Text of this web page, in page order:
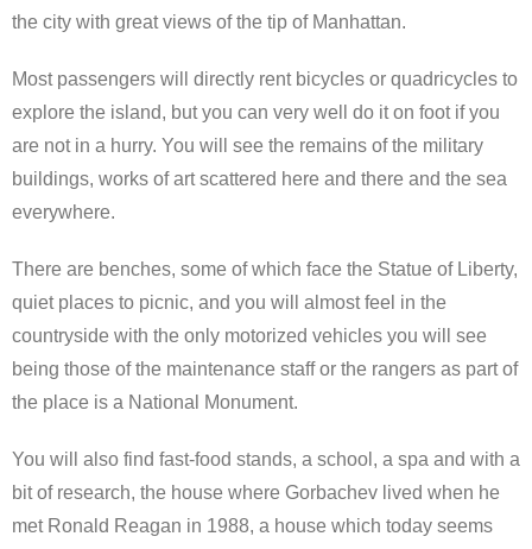
the city with great views of the tip of Manhattan.
Most passengers will directly rent bicycles or quadricycles to
explore the island, but you can very well do it on foot if you
are not in a hurry. You will see the remains of the military
buildings, works of art scattered here and there and the sea
everywhere.
There are benches, some of which face the Statue of Liberty,
quiet places to picnic, and you will almost feel in the
countryside with the only motorized vehicles you will see
being those of the maintenance staff or the rangers as part of
the place is a National Monument.
You will also find fast-food stands, a school, a spa and with a
bit of research, the house where Gorbachev lived when he
met Ronald Reagan in 1988, a house which today seems